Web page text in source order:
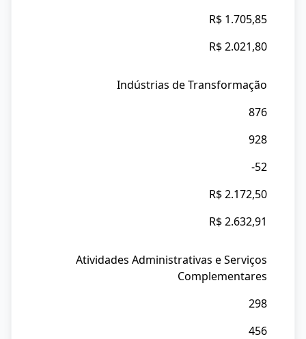
R$ 1.705,85
R$ 2.021,80
Indústrias de Transformação
876
928
-52
R$ 2.172,50
R$ 2.632,91
Atividades Administrativas e Serviços
Complementares
298
456